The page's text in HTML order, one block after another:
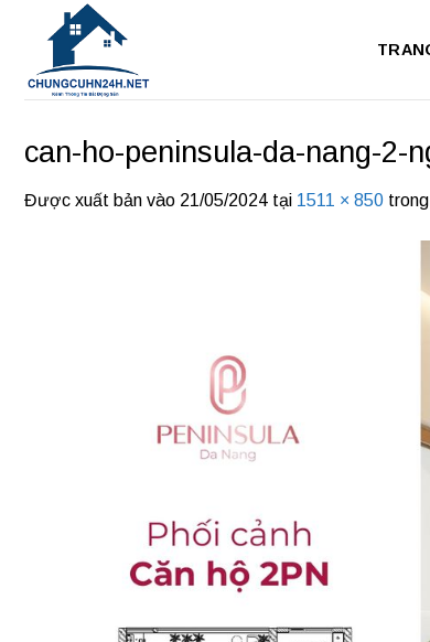
dung
can-ho-peninsula-da-nang-2-
Được xuất bản vào 21/05/2024 tại 1511 × 850 trong